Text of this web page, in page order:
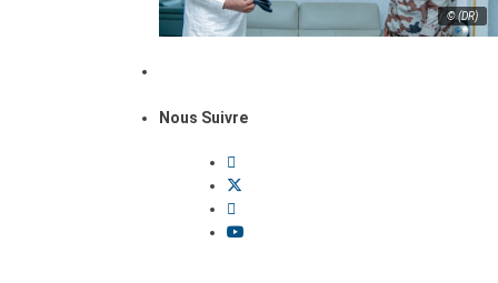
© (DR)
Nous Suivre